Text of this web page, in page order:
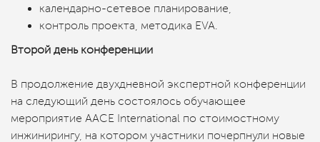
календарно-сетевое планирование,
контроль проекта, методика EVA.
Второй день конференции
В продолжение двухдневной экспертной конференции
на следующий день состоялось обучающее
мероприятие AACE International по стоимостному
инжинирингу, на котором участники почерпнули новые